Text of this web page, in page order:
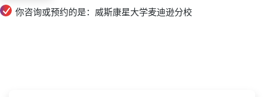
你咨询或预约的是：威斯康星大学麦迪逊分校